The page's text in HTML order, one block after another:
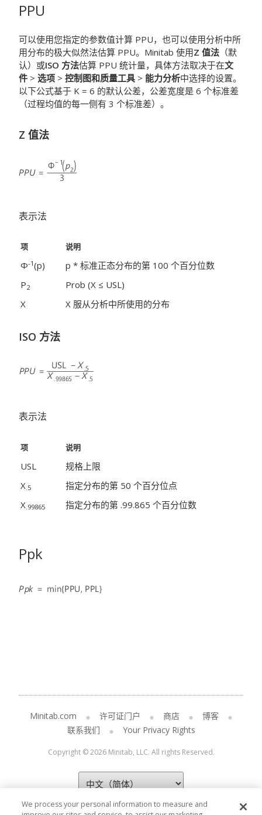
PPU
可以使用您指定的参数值计算 PPU，也可以使用分析中所
用分布的极大似然法估算 PPU。Minitab 使用Z 值法 （默
认）或ISO 方法估算 PPU 统计量，具体方法取决于在文
件 > 选项 > 控制图和质量工具 > 能力分析中选择的设置。
以下公式基于 K = 6 的默认公差，公差宽度是 6 个标准差
（过程均值的每一侧有 3 个标准差）。
Z 值法
表示法
项 说明
Φ-1(p)
p * 标准正态分布的第 100 个百分位数
P2
Prob (X ≤ USL)
X
X 服从分析中所使用的分布
ISO 方法
表示法
项 说明
USL
规格上限
X.5 指定分布的第 50 个百分位点
X.99865 指定分布的第 .99.865 个百分位数
Ppk
Minitab.com 许可证门户 商店
博客
联系我们
Your Privacy Rights
Copyright © 2026 Minitab, LLC. All rights Reserved.
We process your personal information to measure and